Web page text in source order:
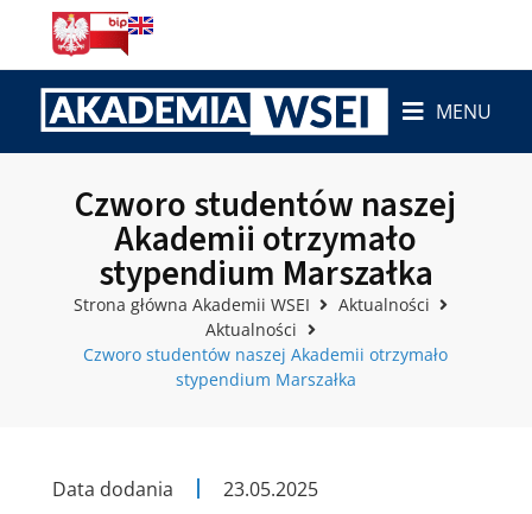
MENU
Czworo studentów naszej
Akademii otrzymało
stypendium Marszałka
Strona główna Akademii WSEI
Aktualności
Aktualności
Czworo studentów naszej Akademii otrzymało
stypendium Marszałka
Data dodania
23.05.2025